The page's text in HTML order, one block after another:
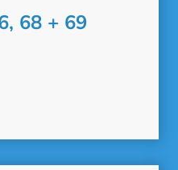
68 + 69